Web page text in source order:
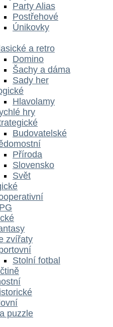
Party Alias
Postřehové
Únikovky
a retro
Domino
Šachy a dáma
Sady her
Hlavolamy
hry
Budovatelské
Příroda
Slovensko
Svět
zvířaty
Stolní fotbal
puzzle